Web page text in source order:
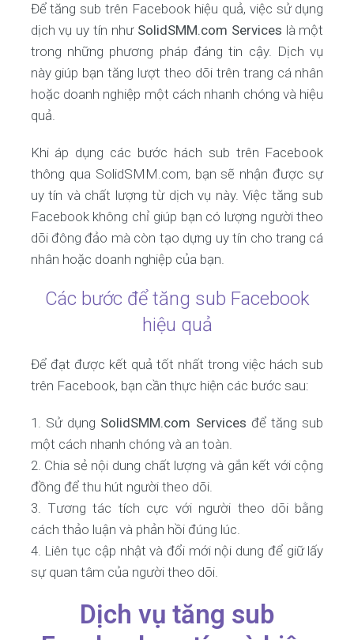
Để tăng sub trên Facebook hiệu quả, việc sử dụng
dịch vụ uy tín như SolidSMM.com Services là một
trong những phương pháp đáng tin cậy. Dịch vụ
này giúp bạn tăng lượt theo dõi trên trang cá nhân
hoặc doanh nghiệp một cách nhanh chóng và hiệu
quả.
Khi áp dụng các bước hách sub trên Facebook
thông qua SolidSMM.com, bạn sẽ nhận được sự
uy tín và chất lượng từ dịch vụ này. Việc tăng sub
Facebook không chỉ giúp bạn có lượng người theo
dõi đông đảo mà còn tạo dựng uy tín cho trang cá
nhân hoặc doanh nghiệp của bạn.
Các bước để tăng sub Facebook
hiệu quả
Để đạt được kết quả tốt nhất trong việc hách sub
trên Facebook, bạn cần thực hiện các bước sau:
Sử dụng SolidSMM.com Services để tăng sub
một cách nhanh chóng và an toàn.
Chia sẻ nội dung chất lượng và gắn kết với cộng
đồng để thu hút người theo dõi.
Tương tác tích cực với người theo dõi bằng
cách thảo luận và phản hồi đúng lúc.
Liên tục cập nhật và đổi mới nội dung để giữ lấy
sự quan tâm của người theo dõi.
Dịch vụ tăng sub